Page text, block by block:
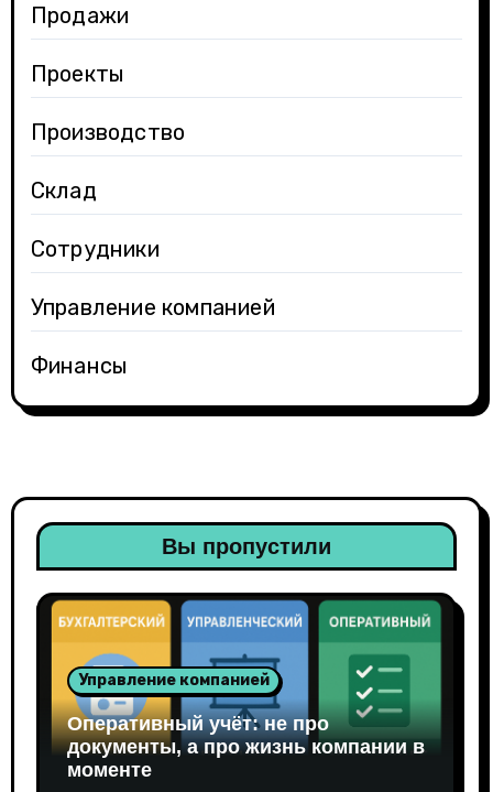
Продажи
Проекты
Производство
Склад
Сотрудники
Управление компанией
Финансы
Вы пропустили
Управление компанией
Оперативный учёт: не про
документы, а про жизнь компании в
моменте